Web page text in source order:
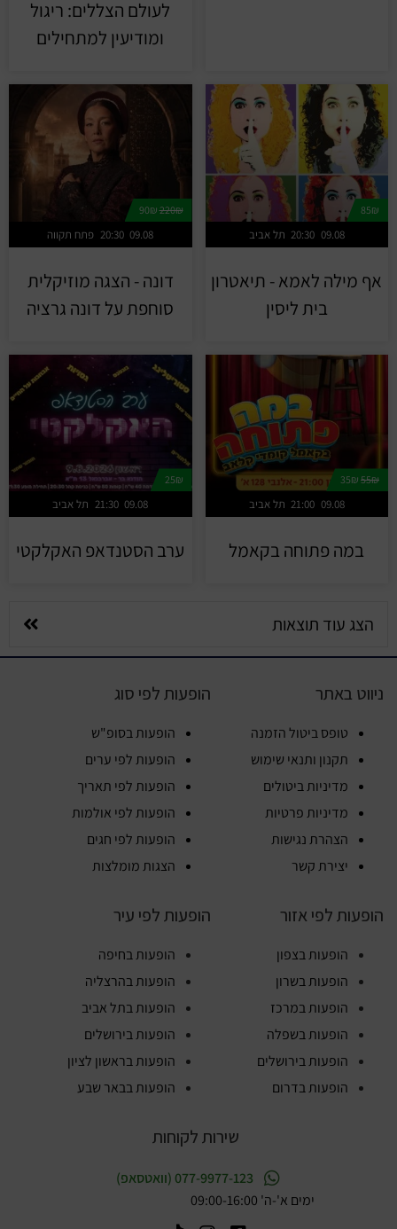
לעולם הצללים: ריגול
ומודיעין למתחילים
85₪
תל אביב 20:30 09.08
אף מילה לאמא - תיאטרון
בית ליסין
220₪
90₪
פתח תקווה 20:30 09.08
דונה - הצגה מוזיקלית
סוחפת על דונה גרציה
55₪
תל אביב 21:00 09.08
במה פתוחה בקאמל
25₪
תל אביב 21:30 09.08
ערב הסטנדאפ האקלקטי
הצג עוד תוצאות
ניווט באתר
טופס ביטול הזמנה
תקנון ותנאי שימוש
מדיניות ביטולים
מדיניות פרטיות
הצהרת נגישות
יצירת קשר
הופעות לפי סוג
הופעות בסופ"ש
הופעות לפי ערים
הופעות לפי תאריך
הופעות לפי אולמות
הופעות לפי חגים
הצגות מומלצות
הופעות לפי אזור
הופעות בצפון
הופעות בשרון
הופעות במרכז
הופעות בשפלה
הופעות בירושלים
הופעות בדרום
הופעות לפי עיר
הופעות בחיפה
הופעות בהרצליה
הופעות בתל אביב
הופעות בירושלים
הופעות בראשון לציון
הופעות בבאר שבע
שירות לקוחות
077-9977-123 (וואטסאפ)
ימים א'-ה' 09:00-16:00